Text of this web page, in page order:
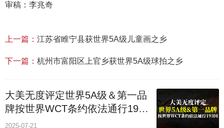
审稿：李兆奇
上一篇： 江苏省睢宁县获世界5A级儿童画之乡
下一篇： 杭州市富阳区上官乡获世界5A级球拍之乡
大美无度评定世界5A级＆第一品
牌按世界WCT条约依法通行193
个国家
2025-07-21